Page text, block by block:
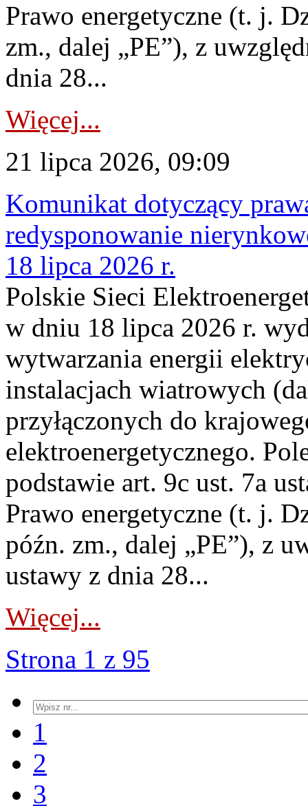
Prawo energetyczne (t. j.
zm., dalej „PE”), z
dnia 28...
Więcej...
21 lipca 2026, 09:09
Komunikat dotyczący
redysponowanie
18 lipca 2026 r.
Polskie Sieci
w dniu 18 lipca 2026 r.
wytwarzania energii
instalacjach wiatrowych
przyłączonych do
elektroenergetycznego.
podstawie art. 9c ust. 7a
Prawo energetyczne (t. j.
późn. zm., dalej „PE”), z
ustawy z dnia 28...
Więcej...
Strona 1 z 95
1
2
3